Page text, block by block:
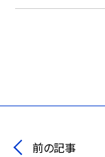
前の記事